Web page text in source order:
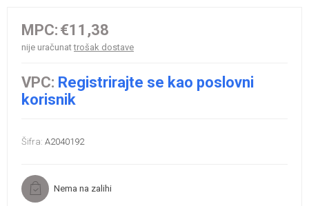
MPC: €11,38
nije uračunattrošak dostave
VPC: Registrirajte se kao poslovni
korisnik
Šifra: A2040192
Nema na zalihi